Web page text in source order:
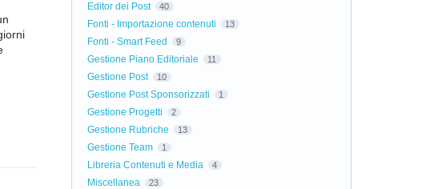
Editor dei Post 40
Fonti - Importazione contenuti 13
Fonti - Smart Feed 9
Gestione Piano Editoriale 11
Gestione Post 10
Gestione Post Sponsorizzati 1
Gestione Progetti 2
Gestione Rubriche 13
Gestione Team 1
Libreria Contenuti e Media 4
Miscellanea 23